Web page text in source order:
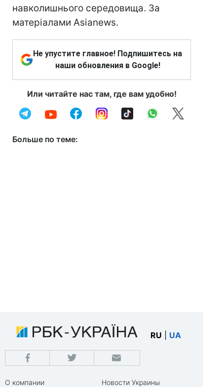
навколишнього середовища. За
матеріалами Asianews.
Не упустите главное! Подпишитесь на
наши обновления в Google!
Или читайте нас там, где вам удобно!
Больше по теме:
RU UA
О компании
Новости Украины